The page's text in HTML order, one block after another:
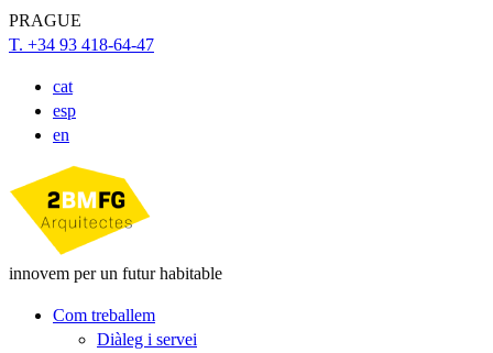
PRAGUE
T. +34 93 418-64-47
cat
esp
en
innovem per un futur habitable
Com treballem
Diàleg i servei